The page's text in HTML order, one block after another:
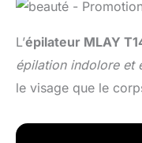
L’épilateur MLAY
épilation indolore et
le visage que le